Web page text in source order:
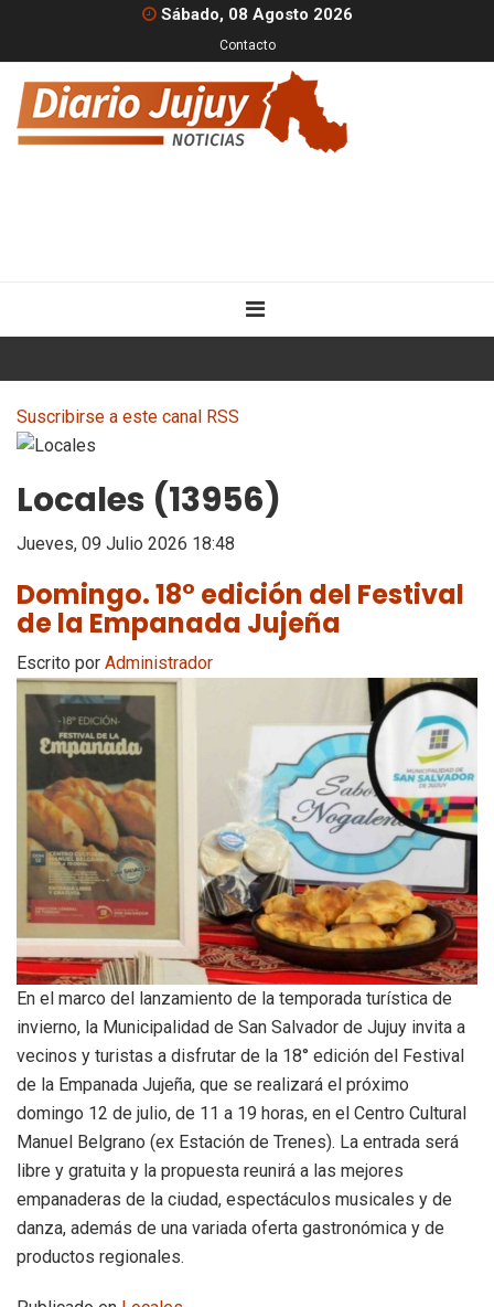
Sábado, 08 Agosto 2026
Contacto
Suscribirse a este canal RSS
Locales (13956)
Jueves, 09 Julio 2026 18:48
Domingo. 18° edición del Festival
de la Empanada Jujeña
Escrito por Administrador
En el marco del lanzamiento de la temporada turística de
invierno, la Municipalidad de San Salvador de Jujuy invita a
vecinos y turistas a disfrutar de la 18° edición del Festival
de la Empanada Jujeña, que se realizará el próximo
domingo 12 de julio, de 11 a 19 horas, en el Centro Cultural
Manuel Belgrano (ex Estación de Trenes). La entrada será
libre y gratuita y la propuesta reunirá a las mejores
empanaderas de la ciudad, espectáculos musicales y de
danza, además de una variada oferta gastronómica y de
productos regionales.